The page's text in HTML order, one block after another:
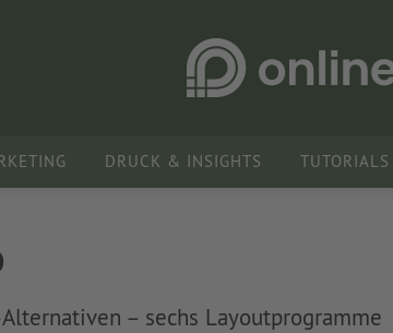
DRUCK & INSIGHTS TUTORIALS
– sechs Layoutprogramme